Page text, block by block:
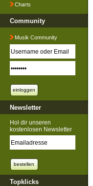
Charts
Community
Musik Community
Newsletter
Hol dir unseren
kostenlosen Newsletter
Topklicks